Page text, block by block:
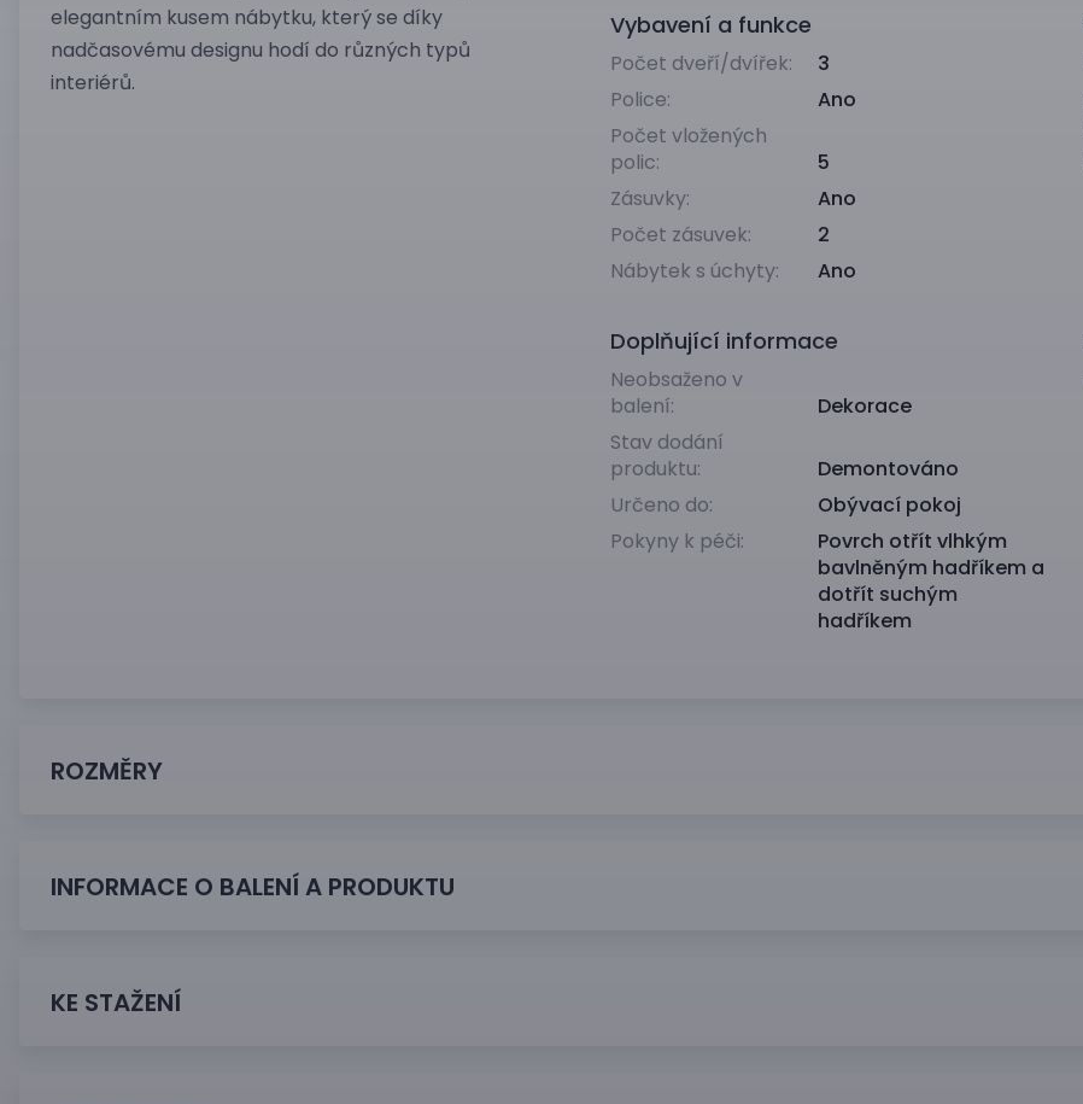
elegantním kusem nábytku, který se díky
nadčasovému designu hodí do různých typů
interiérů.
Vybavení a funkce
Počet dveří/dvířek:
3
Police:
Ano
Počet vložených
polic:
5
Zásuvky:
Ano
Počet zásuvek:
2
Nábytek s úchyty:
Ano
Doplňující informace
Neobsaženo v
balení:
Dekorace
Stav dodání
produktu:
Demontováno
Určeno do:
Obývací pokoj
Pokyny k péči:
Povrch otřít vlhkým
bavlněným hadříkem a
dotřít suchým
hadříkem
ROZMĚRY
INFORMACE O BALENÍ A PRODUKTU
KE STAŽENÍ